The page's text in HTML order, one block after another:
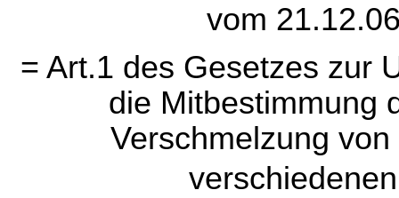
vom
= Art.1 des Gesetzes zur
die Mitbestimmung
Verschmelzung